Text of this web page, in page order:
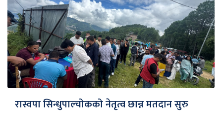
रास्वपा सिन्धुपाल्चोकको नेतृत्व छान्न मतदान सुरु